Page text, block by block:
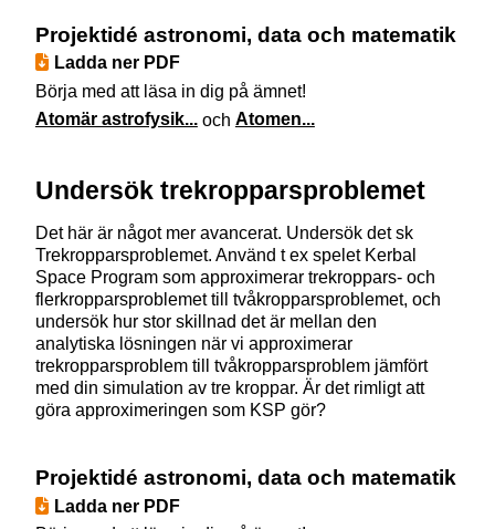
Projektidé astronomi, data och matematik
Ladda ner PDF
Börja med att läsa in dig på ämnet!
Atomär astrofysik...och Atomen...
Undersök trekropparsproblemet
Det här är något mer avancerat. Undersök det sk
Trekropparsproblemet. Använd t ex spelet Kerbal
Space Program som approximerar trekroppars- och
flerkropparsproblemet till tvåkropparsproblemet, och
undersök hur stor skillnad det är mellan den
analytiska lösningen när vi approximerar
trekropparsproblem till tvåkropparsproblem jämfört
med din simulation av tre kroppar. Är det rimligt att
göra approximeringen som KSP gör?
Projektidé astronomi, data och matematik
Ladda ner PDF